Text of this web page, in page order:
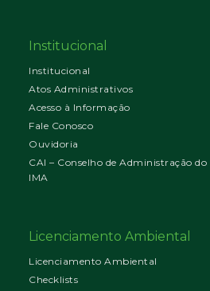
Institucional
Institucional
Atos Administrativos
Acesso à Informação
Fale Conosco
Ouvidoria
CAI – Conselho de Administração do
IMA
Licenciamento Ambiental
Licenciamento Ambiental
Checklists